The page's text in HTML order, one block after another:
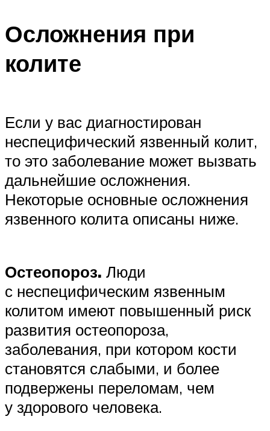
Осложнения при
колите
Если у вас диагностирован
неспецифический язвенный колит,
то это заболевание может вызвать
дальнейшие осложнения.
Некоторые основные осложнения
язвенного колита описаны ниже.
Остеопороз. Люди
с неспецифическим язвенным
колитом имеют повышенный риск
развития остеопороза,
заболевания, при котором кости
становятся слабыми, и более
подвержены переломам, чем
у здорового человека.